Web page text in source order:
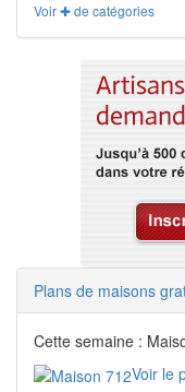
Voir ✚ de catégories
Plans de maisons
Cette semaine :
Voir le